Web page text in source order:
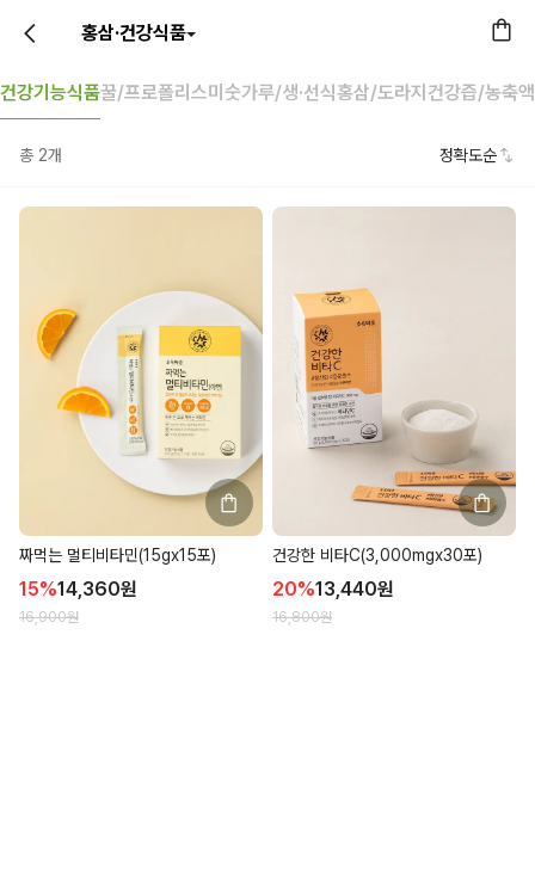
홍삼·건강식품
건강기능식품꿀/프로폴리스미숫가루/생·선식홍삼/도라지 건강즙/농축액
총 2개 정확도순
짜먹는 멀티비타민(15gx15포)
15%14,360원
16,900원
건강한 비타C(3,000mgx30포)
20%13,440원
16,800원